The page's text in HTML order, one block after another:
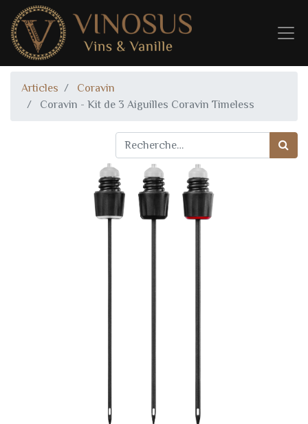
Articles
Coravin
Coravin - Kit de 3 Aiguilles Coravin Timeless